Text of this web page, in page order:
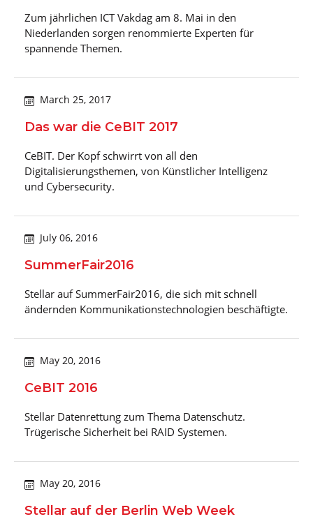
Zum jährlichen ICT Vakdag am 8. Mai in den
Niederlanden sorgen renommierte Experten für
spannende Themen.
March 25, 2017
Das war die CeBIT 2017
CeBIT. Der Kopf schwirrt von all den
Digitalisierungsthemen, von Künstlicher Intelligenz
und Cybersecurity.
July 06, 2016
SummerFair2016
Stellar auf SummerFair2016, die sich mit schnell
ändernden Kommunikationstechnologien beschäftigte.
May 20, 2016
CeBIT 2016
Stellar Datenrettung zum Thema Datenschutz.
Trügerische Sicherheit bei RAID Systemen.
May 20, 2016
Stellar auf der Berlin Web Week